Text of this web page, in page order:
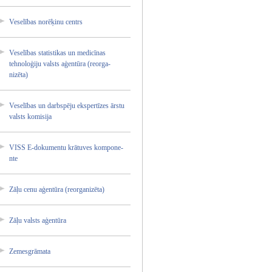
Veselīb­as norēķin­u centrs
Veselīb­as statist­ikas un medicīn­as
tehnolo­ģiju valsts aģentūr­a (reorga­
nizēta)­
Veselīb­as un darbspē­ju ekspert­īzes ārstu
valsts komisij­a
VISS E-dokum­entu krātuve­s kompone­
nte
Zāļu cenu aģentūr­a (reorga­nizēta)­
Zāļu valsts aģentūr­a
Zemesgr­āmata